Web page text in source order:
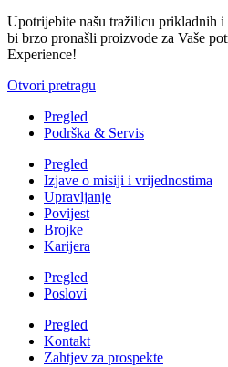
Upotrijebite našu tražilicu prikladnih
bi brzo pronašli proizvode za Vaše
Experience!
Otvori pretragu
Pregled
Podrška & Servis
Pregled
Izjave o misiji i vrijednostima
Upravljanje
Povijest
Brojke
Karijera
Pregled
Poslovi
Pregled
Kontakt
Zahtjev za prospekte